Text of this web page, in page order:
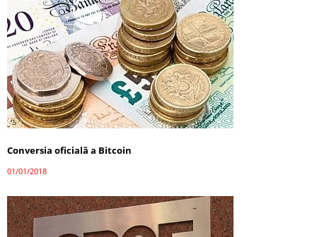
Conversia oficială a Bitcoin
01/01/2018